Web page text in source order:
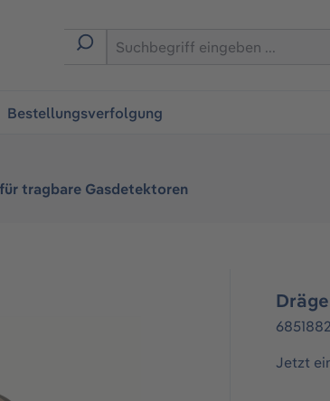
Bestellungsverfolgung
tragbare Gasdetektoren
6851882
Jetzt